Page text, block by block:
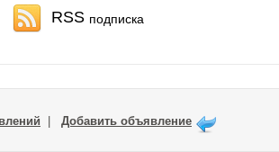
RSS подписка
Добавить объявление